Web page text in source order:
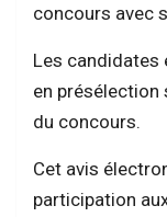
concours avec
Les
en présélection
du concours.
Cet avis
participation